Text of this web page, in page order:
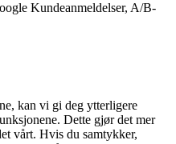
Kundeanmeldelser, A/B-
kan vi gi deg ytterligere
Dette gjør det mer
vårt. Hvis du samtykker,